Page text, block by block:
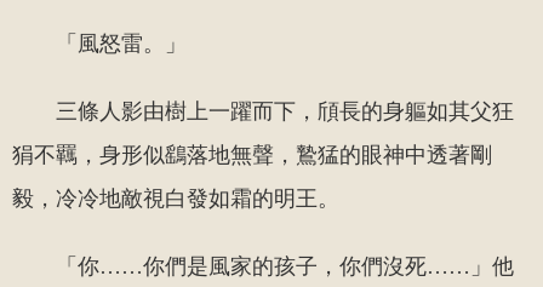
「風怒雷。」
三條人影由樹上一躍而下，頎長的身軀如其父狂
狷不羈，身形似鷂落地無聲，鷙猛的眼神中透著剛
毅，冷冷地敵視白發如霜的明王。
「你……你們是風家的孩子，你們沒死……」他